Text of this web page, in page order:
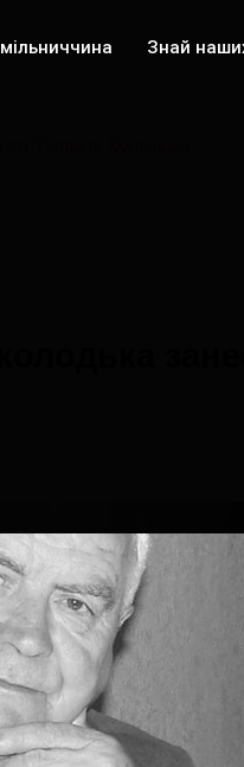
Знай
"Гордість Хмільника"